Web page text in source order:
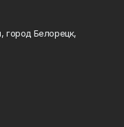
город Белорецк,